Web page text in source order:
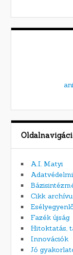
A.I. Matyi
Cikk
Fazék újság
Hitoktatás,
Innovációk
Jó